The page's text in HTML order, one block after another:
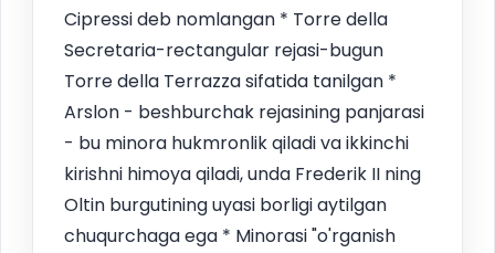
Cipressi deb nomlangan * Torre della
Secretaria-rectangular rejasi-bugun
Torre della Terrazza sifatida tanilgan *
Arslon - beshburchak rejasining panjarasi
- bu minora hukmronlik qiladi va ikkinchi
kirishni himoya qiladi, unda Frederik II ning
Oltin burgutining uyasi borligi aytilgan
chuqurchaga ega * Minorasi "o'rganish